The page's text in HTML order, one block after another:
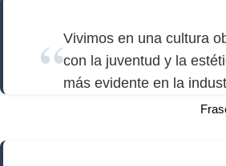
Vivimos en una cultura
con la juventud y la
más evidente en la